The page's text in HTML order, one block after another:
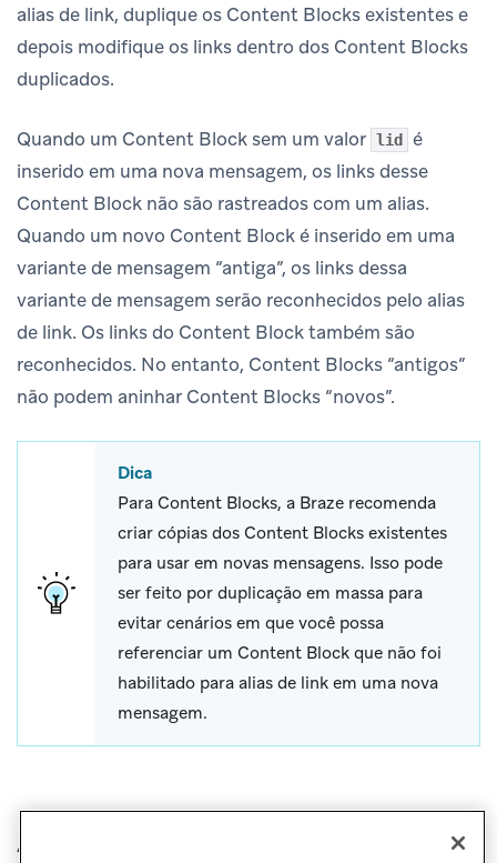
alias de link, duplique os Content Blocks existentes e
depois modifique os links dentro dos Content Blocks
duplicados.
Quando um Content Block sem um valor lid
é
inserido em uma nova mensagem, os links desse
Content Block não são rastreados com um alias.
Quando um novo Content Block é inserido em uma
variante de mensagem “antiga”, os links dessa
variante de mensagem serão reconhecidos pelo alias
de link. Os links do Content Block também são
reconhecidos. No entanto, Content Blocks “antigos”
não podem aninhar Content Blocks “novos”.
Dica
Para Content Blocks, a Braze recomenda
criar cópias dos Content Blocks existentes
para usar em novas mensagens. Isso pode
ser feito por duplicação em massa para
evitar cenários em que você possa
referenciar um Content Block que não foi
habilitado para alias de link em uma nova
mensagem.
Alias de link para URLs